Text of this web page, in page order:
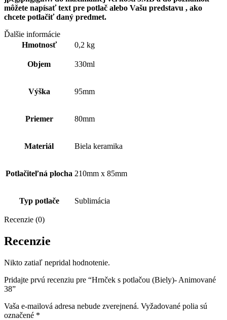
môžete napísať text pre potlač alebo Vašu predstavu , ako
chcete potlačiť daný predmet.
Ďalšie informácie
Hmotnosť
0,2 kg
Objem 330ml
Výška 95mm
Priemer 80mm
Materiál Biela keramika
Potlačiteľná plocha 210mm x 85mm
Typ potlače Sublimácia
Recenzie (0)
Recenzie
Nikto zatiaľ nepridal hodnotenie.
Pridajte prvú recenziu pre “Hrnček s potlačou (Biely)- Animované
38”
Vaša e-mailová adresa nebude zverejnená. Vyžadované polia sú
označené *